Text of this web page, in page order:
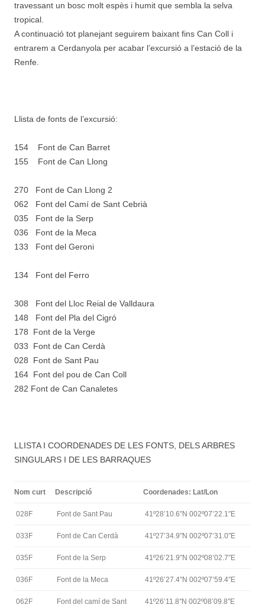
travessant un bosc molt espès i humit que sembla la selva
tropical.
A continuació tot planejant seguirem baixant fins Can Coll i
entrarem a Cerdanyola per acabar l’excursió a l’estació de la
Renfe.
Llista de fonts de l’excursió:
154 Font de Can Barret
155 Font de Can Llong
270 Font de Can Llong 2
062 Font del Camí de Sant Cebrià
035 Font de la Serp
036 Font de la Meca
133 Font del Geroni
134 Font del Ferro
308 Font del Lloc Reial de Valldaura
148 Font del Pla del Cigró
178 Font de la Verge
033 Font de Can Cerdà
028 Font de Sant Pau
164 Font del pou de Can Coll
282 Font de Can Canaletes
LLISTA I COORDENADES DE LES FONTS, DELS ARBRES
SINGULARS I DE LES BARRAQUES
Nom curt Descripció Coordenades: Lat/Lon
028F Font de Sant Pau 41º28’10.6″N 002º07’22.1″E
033F Font de Can Cerdà 41º27’34.9″N 002º07’31.0″E
035F Font de la Serp 41º26’21.9″N 002º08’02.7″E
036F Font de la Meca 41º26’27.4″N 002º07’59.4″E
062F
Font del camí de Sant
41º26’11.8″N 002º08’09.8″E